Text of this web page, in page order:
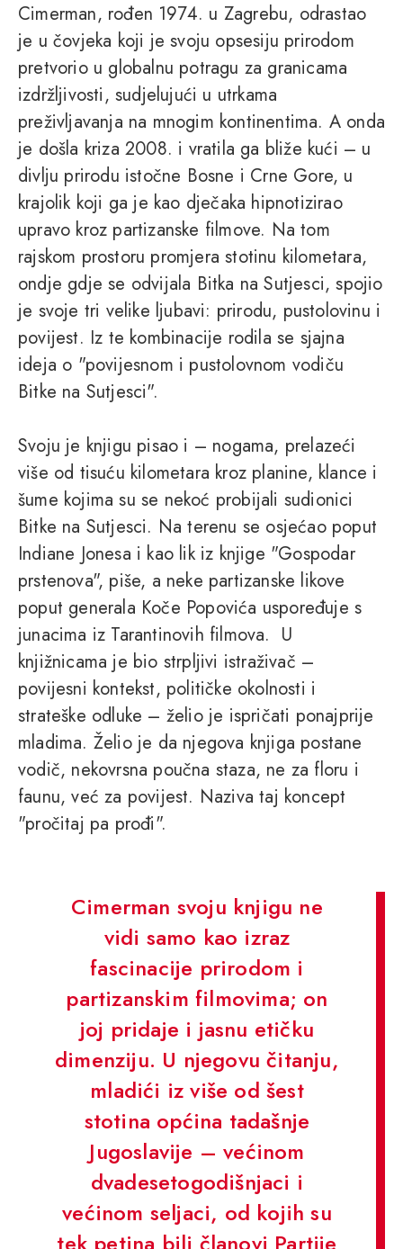
Cimerman, rođen 1974. u Zagrebu, odrastao
je u čovjeka koji je svoju opsesiju prirodom
pretvorio u globalnu potragu za granicama
izdržljivosti, sudjelujući u utrkama
preživljavanja na mnogim kontinentima. A onda
je došla kriza 2008. i vratila ga bliže kući – u
divlju prirodu istočne Bosne i Crne Gore, u
krajolik koji ga je kao dječaka hipnotizirao
upravo kroz partizanske filmove. Na tom
rajskom prostoru promjera stotinu kilometara,
ondje gdje se odvijala Bitka na Sutjesci, spojio
je svoje tri velike ljubavi: prirodu, pustolovinu i
povijest. Iz te kombinacije rodila se sjajna
ideja o "povijesnom i pustolovnom vodiču
Bitke na Sutjesci".
Svoju je knjigu pisao i – nogama, prelazeći
više od tisuću kilometara kroz planine, klance i
šume kojima su se nekoć probijali sudionici
Bitke na Sutjesci. Na terenu se osjećao poput
Indiane Jonesa i kao lik iz knjige "Gospodar
prstenova", piše, a neke partizanske likove
poput generala Koče Popovića uspoređuje s
junacima iz Tarantinovih filmova. U
knjižnicama je bio strpljivi istraživač –
povijesni kontekst, političke okolnosti i
strateške odluke – želio je ispričati ponajprije
mladima. Želio je da njegova knjiga postane
vodič, nekovrsna poučna staza, ne za floru i
faunu, već za povijest. Naziva taj koncept
"pročitaj pa prođi".
Cimerman svoju knjigu ne
vidi samo kao izraz
fascinacije prirodom i
partizanskim filmovima; on
joj pridaje i jasnu etičku
dimenziju. U njegovu čitanju,
mladići iz više od šest
stotina općina tadašnje
Jugoslavije – većinom
dvadesetogodišnjaci i
većinom seljaci, od kojih su